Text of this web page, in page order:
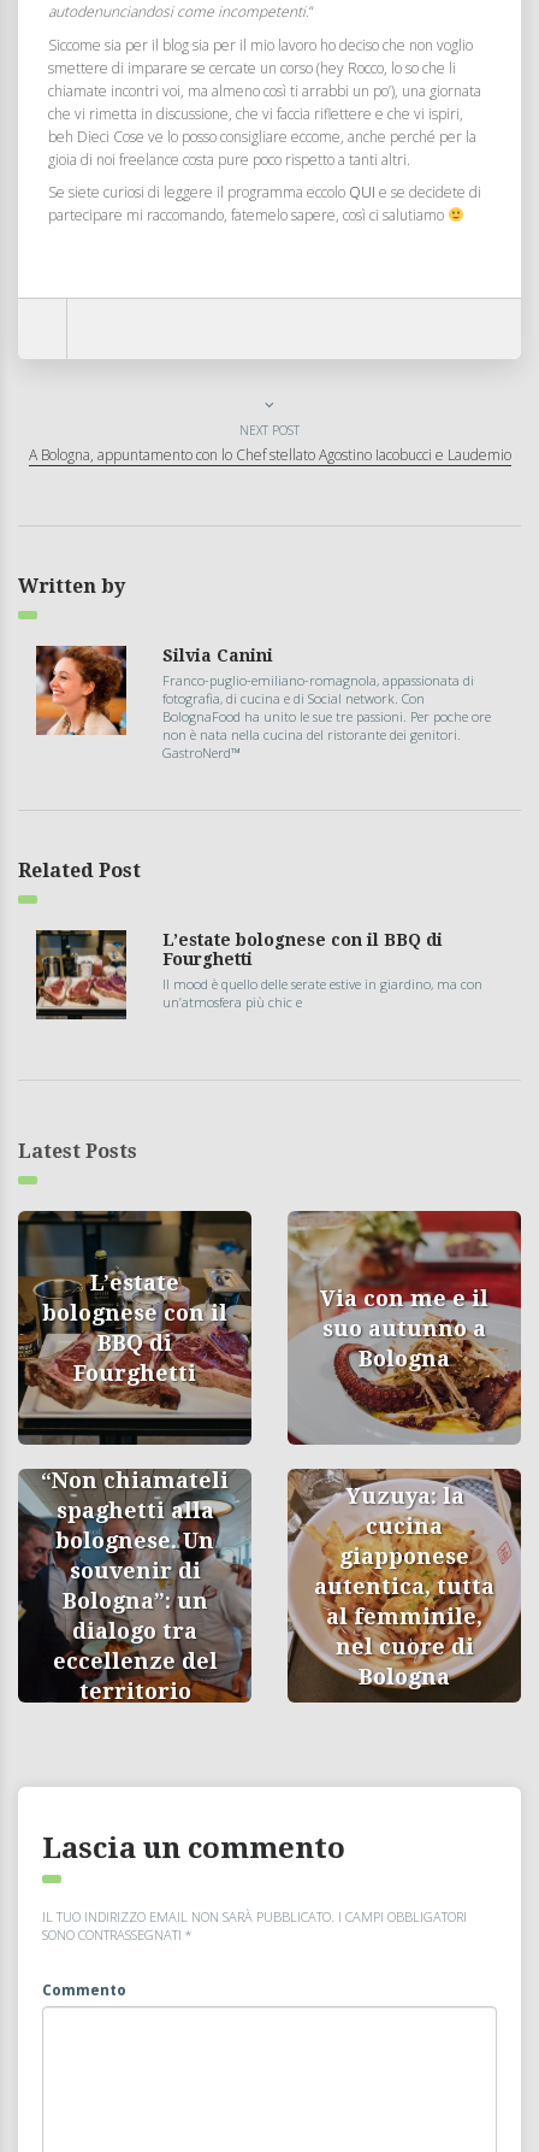
autodenunciandosi come incompetenti.“
Siccome sia per il blog sia per il mio lavoro ho deciso che non voglio
smettere di imparare se cercate un corso (hey Rocco, lo so che li
chiamate incontri voi, ma almeno così ti arrabbi un po’), una giornata
che vi rimetta in discussione, che vi faccia riflettere e che vi ispiri,
beh Dieci Cose ve lo posso consigliare eccome, anche perché per la
gioia di noi freelance costa pure poco rispetto a tanti altri.
Se siete curiosi di leggere il programma eccolo QUI e se decidete di
partecipare mi raccomando, fatemelo sapere, così ci salutiamo
NEXT POST
A Bologna, appuntamento con lo Chef stellato Agostino Iacobucci e Laudemio
Written by
Silvia Canini
Franco-puglio-emiliano-romagnola, appassionata di
fotografia, di cucina e di Social network. Con
BolognaFood ha unito le sue tre passioni. Per poche ore
non è nata nella cucina del ristorante dei genitori.
GastroNerd™
Related Post
L’estate bolognese con il BBQ di
Fourghetti
Il mood è quello delle serate estive in giardino, ma con
un’atmosfera più chic e
Latest Posts
L’estate
bolognese con il
BBQ di
Fourghetti
Via con me e il
suo autunno a
Bologna
“Non chiamateli
spaghetti alla
bolognese. Un
souvenir di
Bologna”: un
dialogo tra
eccellenze del
territorio
Yuzuya: la
cucina
giapponese
autentica, tutta
al femminile,
nel cuore di
Bologna
Lascia un commento
IL TUO INDIRIZZO EMAIL NON SARÀ PUBBLICATO. I CAMPI OBBLIGATORI
SONO CONTRASSEGNATI *
Commento